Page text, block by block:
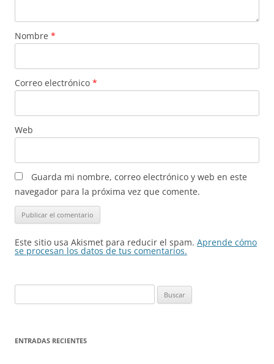
Nombre *
Correo electrónico *
Web
Guarda mi nombre, correo electrónico y web en este
navegador para la próxima vez que comente.
Este sitio usa Akismet para reducir el spam. Aprende cómo
se procesan los datos de tus comentarios.
ENTRADAS RECIENTES